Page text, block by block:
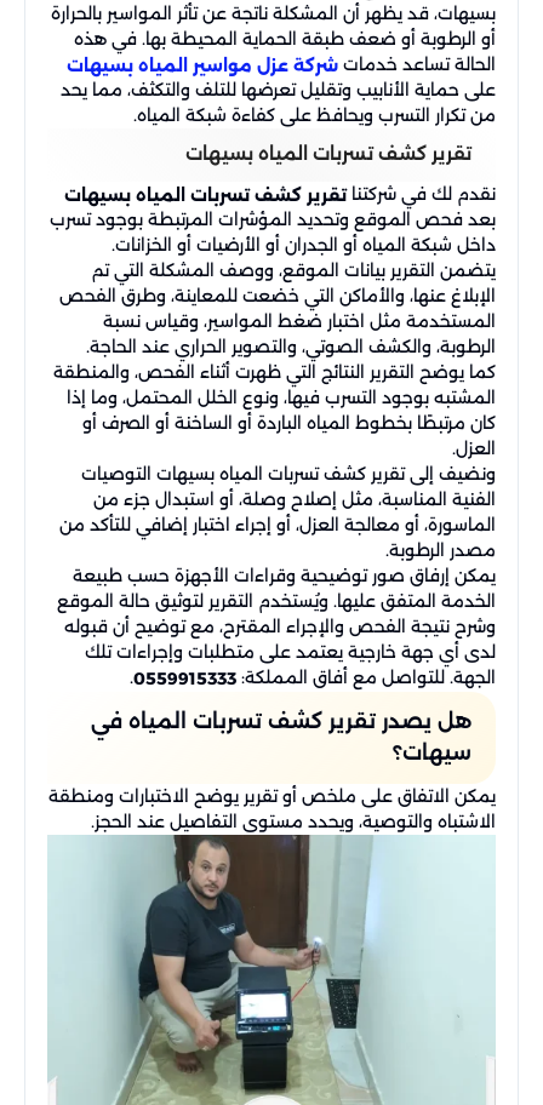
بسيهات، قد يظهر أن المشكلة ناتجة عن تأثر المواسير بالحرارة
أو الرطوبة أو ضعف طبقة الحماية المحيطة بها. في هذه
الحالة تساعد خدمات شركة عزل مواسير المياه بسيهات
على حماية الأنابيب وتقليل تعرضها للتلف والتكثف، مما يحد
من تكرار التسرب ويحافظ على كفاءة شبكة المياه.
تقرير كشف تسربات المياه بسيهات
نقدم لك في شركتناتقرير كشف تسربات المياه بسيهات
بعد فحص الموقع وتحديد المؤشرات المرتبطة بوجود تسرب
داخل شبكة المياه أو الجدران أو الأرضيات أو الخزانات.
يتضمن التقرير بيانات الموقع، ووصف المشكلة التي تم
الإبلاغ عنها، والأماكن التي خضعت للمعاينة، وطرق الفحص
المستخدمة مثل اختبار ضغط المواسير، وقياس نسبة
الرطوبة، والكشف الصوتي، والتصوير الحراري عند الحاجة.
كما يوضح التقرير النتائج التي ظهرت أثناء الفحص، والمنطقة
المشتبه بوجود التسرب فيها، ونوع الخلل المحتمل، وما إذا
كان مرتبطًا بخطوط المياه الباردة أو الساخنة أو الصرف أو
العزل.
ونضيف إلى تقرير كشف تسربات المياه بسيهات التوصيات
الفنية المناسبة، مثل إصلاح وصلة، أو استبدال جزء من
الماسورة، أو معالجة العزل، أو إجراء اختبار إضافي للتأكد من
مصدر الرطوبة.
يمكن إرفاق صور توضيحية وقراءات الأجهزة حسب طبيعة
الخدمة المتفق عليها. ويُستخدم التقرير لتوثيق حالة الموقع
وشرح نتيجة الفحص والإجراء المقترح، مع توضيح أن قبوله
لدى أي جهة خارجية يعتمد على متطلبات وإجراءات تلك
الجهة. للتواصل مع أفاق المملكة: 0559915333
.
هل يصدر تقرير كشف تسربات المياه في
سيهات؟
يمكن الاتفاق على ملخص أو تقرير يوضح الاختبارات ومنطقة
الاشتباه والتوصية، ويحدد مستوى التفاصيل عند الحجز.